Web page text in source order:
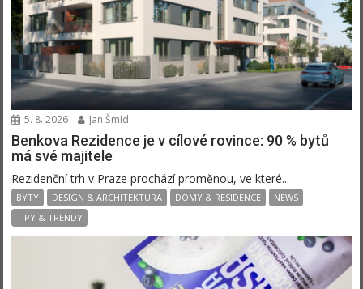
5. 8. 2026 Jan Šmíd
Benkova Rezidence je v cílové rovince: 90 % bytů
má své majitele
Rezidenční trh v Praze prochází proměnou, ve které...
BYTY DESIGN & ARCHITEKTURA DOMY & RESIDENCE
NEWS
TIPY & TRENDY